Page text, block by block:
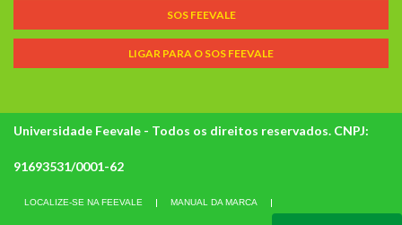
SOS FEEVALE
LIGAR PARA O SOS FEEVALE
Universidade Feevale - Todos os direitos reservados. CNPJ:
91693531/0001-62
LOCALIZE-SE NA FEEVALE MANUAL DA MARCA